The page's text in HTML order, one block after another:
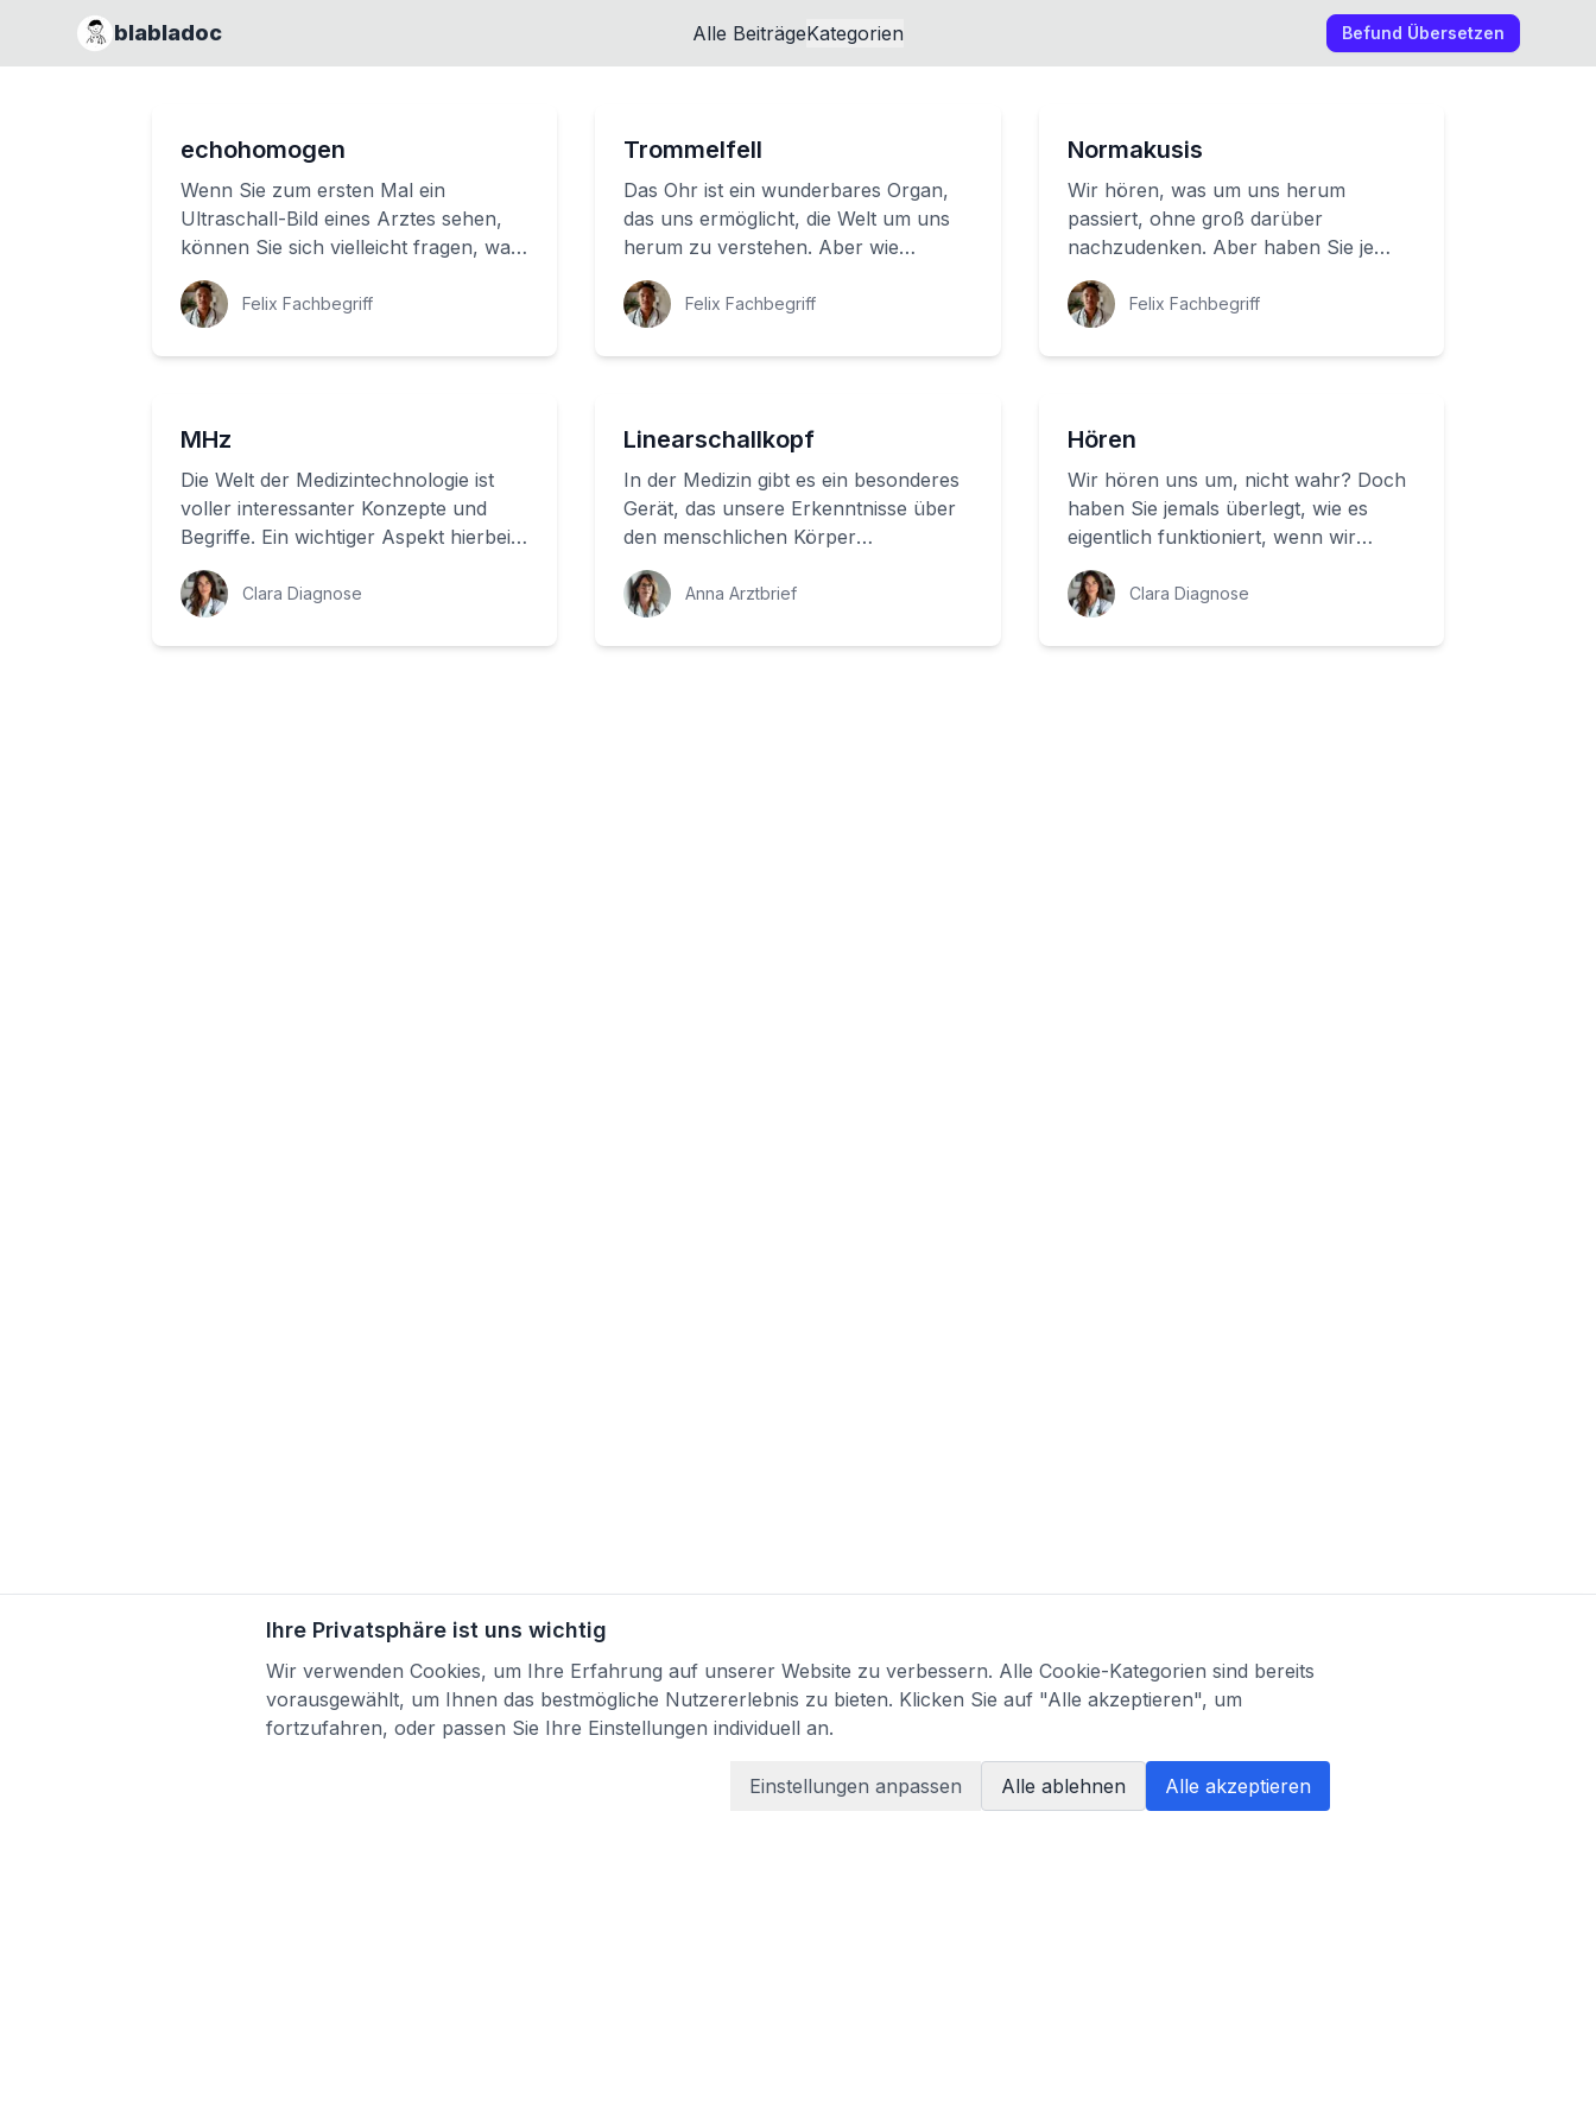
blabladoc Alle BeiträgeKategorien Befund Übersetzen
echohomogen
Wenn Sie zum ersten Mal ein
Ultraschall-Bild eines Arztes sehen,
können Sie sich vielleicht fragen, was
all das auf dem Bild bedeutet. In
diesem Artik...Felix Fachbegriff
Trommelfell
Das Ohr ist ein wunderbares Organ,
das uns ermöglicht, die Welt um uns
herum zu verstehen. Aber wie
funktioniert es genau? Wir wollen
Ihnen heute die ...
Felix Fachbegriff
Normakusis
Wir hören, was um uns herum
passiert, ohne groß darüber
nachzudenken. Aber haben Sie je
überlegt, wie unser Gehör tatsächlich
funktioniert? Im Inneren...
Felix Fachbegriff
MHz
Die Welt der Medizintechnologie ist
voller interessanter Konzepte und
Begriffe. Ein wichtiger Aspekt hierbei
sind Schallwellen, die in
verschiedenen A...
Clara Diagnose
Linearschallkopf
In der Medizin gibt es ein besonderes
Gerät, das unsere Erkenntnisse über
den menschlichen Körper
grundlegend verändert hat: den
Schallkopf. Ein Schal...
Anna Arztbrief
Hören
Wir hören uns um, nicht wahr? Doch
haben Sie jemals überlegt, wie es
eigentlich funktioniert, wenn wir
plötzlich einen Laut hören? Das
Hören ist ein k...
Clara Diagnose
Ihre Privatsphäre ist uns wichtig
Wir verwenden Cookies, um Ihre Erfahrung auf unserer Website zu verbessern. Alle Cookie-Kategorien sind bereits
vorausgewählt, um Ihnen das bestmögliche Nutzererlebnis zu bieten. Klicken Sie auf "Alle akzeptieren", um
fortzufahren, oder passen Sie Ihre Einstellungen individuell an.
Einstellungen anpassen Alle ablehnen Alle akzeptieren